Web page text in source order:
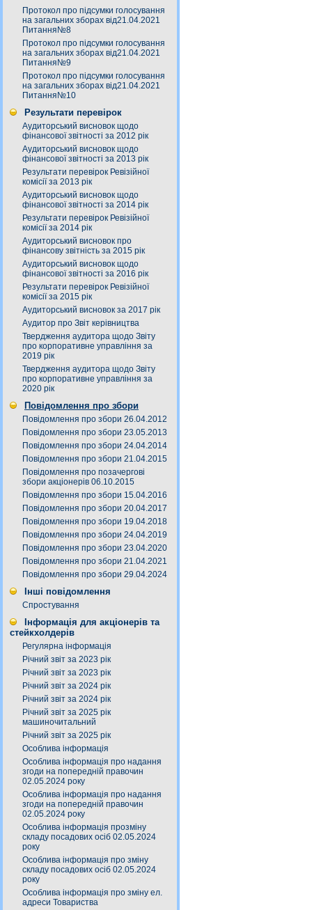
Протокол про підсумки голосування
на загальних зборах від21.04.2021
Питання№8
Протокол про підсумки голосування
на загальних зборах від21.04.2021
Питання№9
Протокол про підсумки голосування
на загальних зборах від21.04.2021
Питання№10
Результати перевірок
Аудиторський висновок щодо
фінансової звітності за 2012 рік
Аудиторський висновок щодо
фінансової звітності за 2013 рік
Результати перевірок Ревізійної
комісії за 2013 рік
Аудиторський висновок щодо
фінансової звітності за 2014 рік
Результати перевірок Ревізійної
комісії за 2014 рік
Аудиторський висновок про
фінансову звітність за 2015 рік
Аудиторський висновок щодо
фінансової звітності за 2016 рік
Результати перевірок Ревізійної
комісії за 2015 рік
Аудиторський висновок за 2017 рік
Аудитор про Звіт керівництва
Твердження аудитора щодо Звіту
про корпоративне управління за
2019 рік
Твердження аудитора щодо Звіту
про корпоративне управління за
2020 рік
Повідомлення про збори
Повідомлення про збори 26.04.2012
Повідомлення про збори 23.05.2013
Повідомлення про збори 24.04.2014
Повідомлення про збори 21.04.2015
Повідомлення про позачергові
збори акціонерів 06.10.2015
Повідомлення про збори 15.04.2016
Повідомлення про збори 20.04.2017
Повідомлення про збори 19.04.2018
Повідомлення про збори 24.04.2019
Повідомлення про збори 23.04.2020
Повідомлення про збори 21.04.2021
Повідомлення про збори 29.04.2024
Інші повідомлення
Спростування
Інформація для акціонерів та
стейкхолдерів
Регулярна інформація
Річний звіт за 2023 рік
Річний звіт за 2023 рік
Річний звіт за 2024 рік
Річний звіт за 2024 рік
Річний звіт за 2025 рік
машиночитальний
Річний звіт за 2025 рік
Особлива інформація
Особлива інформація про надання
згоди на попередній правочин
02.05.2024 року
Особлива інформація про надання
згоди на попередній правочин
02.05.2024 року
Особлива інформація прозміну
складу посадових осіб 02.05.2024
року
Особлива інформація про зміну
складу посадових осіб 02.05.2024
року
Особлива інформація про зміну ел.
адреси Товариства